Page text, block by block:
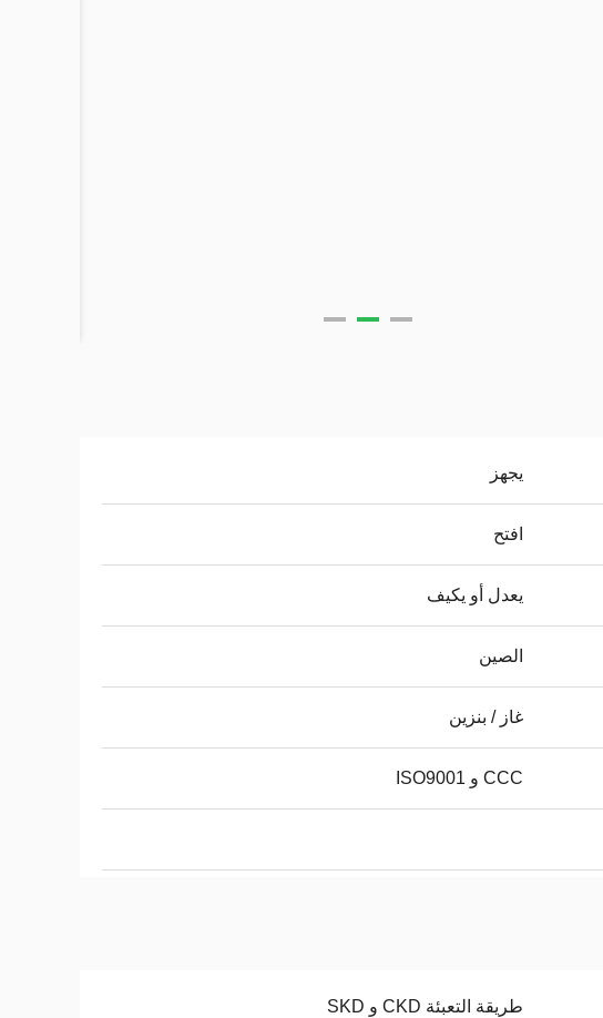
يجهز
افتح
يعدل أو يكيف
الصين
غاز / بنزين
CCC و ISO9001
طريقة التعبئة CKD و SKD